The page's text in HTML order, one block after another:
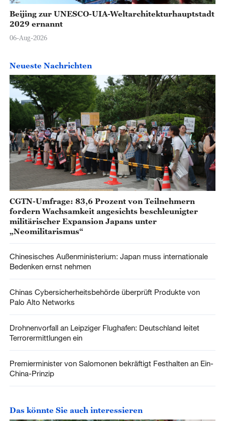
Beijing zur UNESCO-UIA-Weltarchitekturhauptstadt
2029 ernannt
06-Aug-2026
Neueste Nachrichten
CGTN-Umfrage: 83,6 Prozent von Teilnehmern
fordern Wachsamkeit angesichts beschleunigter
militärischer Expansion Japans unter
„Neomilitarismus“
Chinesisches Außenministerium: Japan muss internationale
Bedenken ernst nehmen
Chinas Cybersicherheitsbehörde überprüft Produkte von
Palo Alto Networks
Drohnenvorfall an Leipziger Flughafen: Deutschland leitet
Terrorermittlungen ein
Premierminister von Salomonen bekräftigt Festhalten an Ein-
China-Prinzip
Das könnte Sie auch interessieren